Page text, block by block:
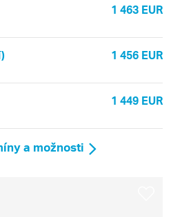
1 463 EUR
1 456 EUR
1 449 EUR
a možnosti